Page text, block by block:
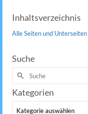
Inhaltsverzeichnis
Alle Seiten und Unterseiten
Suche
Suche
nach:
Kategorien
Kategorien